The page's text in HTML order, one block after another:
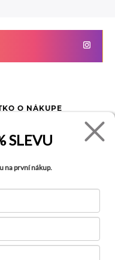
O NÁKUPE
tovar
veľkostí
SLEVU
na první nákup.